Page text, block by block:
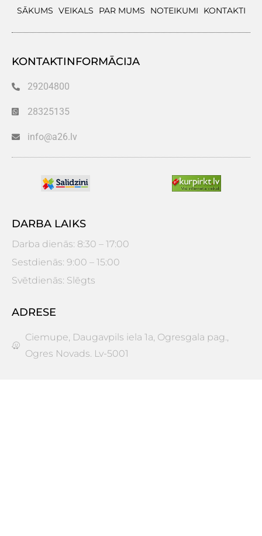
SĀKUMS VEIKALS PAR MUMS NOTEIKUMI KONTAKTI
KONTAKTINFORMĀCIJA
29204800
28325135
info@a26.lv
DARBA LAIKS
Darba dienās: 8:30 – 17:00
Sestdienās: 9:00 – 15:00
Svētdienās: Slēgts
ADRESE
Ciemupe, Daugavpils iela 1a, Ogresgala pag.,
Ogres Novads. Lv-5001